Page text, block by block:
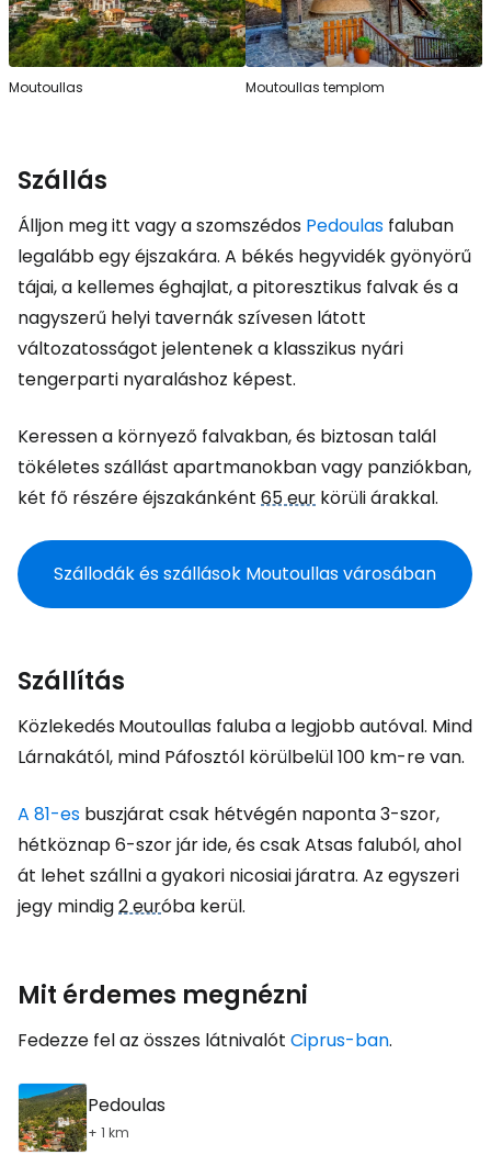
Moutoullas Moutoullas templom
Szállás
Álljon meg itt vagy a szomszédos Pedoulas faluban
legalább egy éjszakára. A békés hegyvidék gyönyörű
tájai, a kellemes éghajlat, a pitoresztikus falvak és a
nagyszerű helyi tavernák szívesen látott
változatosságot jelentenek a klasszikus nyári
tengerparti nyaraláshoz képest.
Keressen a környező falvakban, és biztosan talál
tökéletes szállást apartmanokban vagy panziókban,
két fő részére éjszakánként 65 eur körüli árakkal.
Szállodák és szállások Moutoullas városában
Szállítás
KözlekedésMoutoullas faluba a legjobb autóval. Mind
Lárnakától, mind Páfosztól körülbelül 100 km-re van.
A 81-es buszjárat csak hétvégén naponta 3-szor,
hétköznap 6-szor jár ide, és csak Atsas faluból, ahol
át lehet szállni a gyakori nicosiai járatra. Az egyszeri
jegy mindig2 euróba kerül.
Mit érdemes megnézni
Fedezze fel az összes látnivalót Ciprus-ban.
Pedoulas
+ 1 km